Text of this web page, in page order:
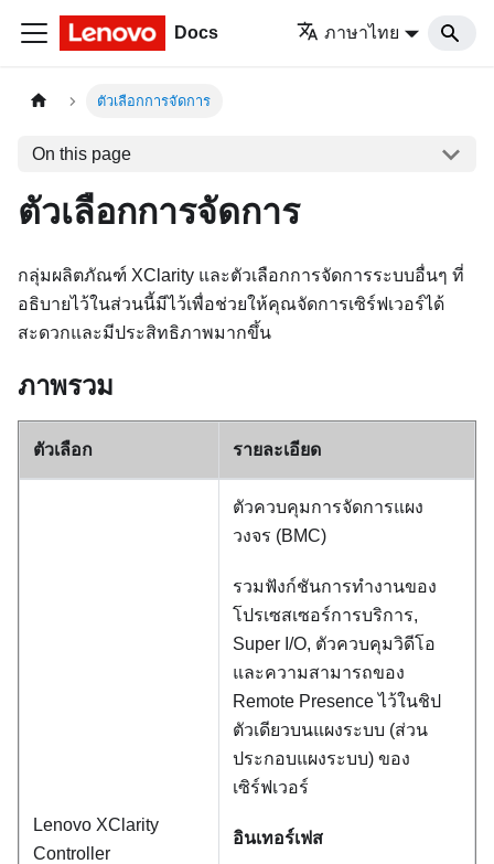
Docs ภาษาไทย
ตัวเลือกการจัดการ
On this page
ตัวเลือกการจัดการ
กลุ่มผลิตภัณฑ์ XClarity และตัวเลือกการจัดการระบบอื่นๆ ที่
อธิบายไว้ในส่วนนี้มีไว้เพื่อช่วยให้คุณจัดการเซิร์ฟเวอร์ได้
สะดวกและมีประสิทธิภาพมากขึ้น
ภาพรวม
ตัวเลือก รายละเอียด
Lenovo XClarity
Controller
ตัวควบคุมการจัดการแผง
วงจร (BMC)
รวมฟังก์ชันการทำงานของ
โปรเซสเซอร์การบริการ,
Super I/O, ตัวควบคุมวิดีโอ
และความสามารถของ
Remote Presence ไว้ในชิป
ตัวเดียวบนแผงระบบ (ส่วน
ประกอบแผงระบบ) ของ
เซิร์ฟเวอร์
อินเทอร์เฟส